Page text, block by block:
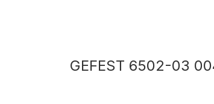
GEFEST 6502-03